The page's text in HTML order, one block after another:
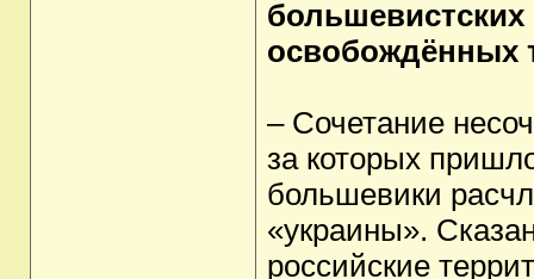
освобождённых
– Сочетание
за которых
большевики
«украины».
российские